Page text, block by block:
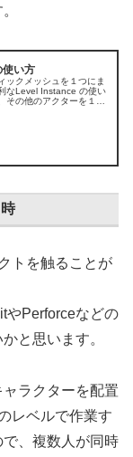
使い方
ックメッシュを１つにま
なLevel Instance の使い
の他のアクターを１つ
トを触ることが
やPerforceなどの
と思います。
ラクターを配置
レベルで作業す
、複数人が同時